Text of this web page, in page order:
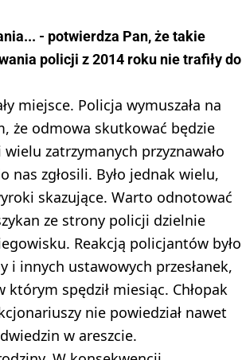
- potwierdza Pan, że takie
policji z 2014 roku nie trafiły do
miejsce. Policja wymuszała na
że odmowa skutkować będzie
zatrzymanych przyznawało
nas zgłosili. Było jednak wielu,
skazujące. Warto odnotować
ze strony policji dzielnie
Reakcją policjantów było
innych ustawowych przesłanek,
spędził miesiąc. Chłopak
nie powiedział nawet
w areszcie.